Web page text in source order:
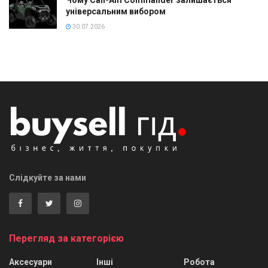
універсальним вибором
30.07.2026
Слідкуйте за нами
Перегляд за категорією
Аксесуари
Інші
Робота